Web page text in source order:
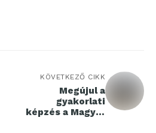
KÖVETKEZŐ CIKK
Megújul a
gyakorlati
képzés a Magyar